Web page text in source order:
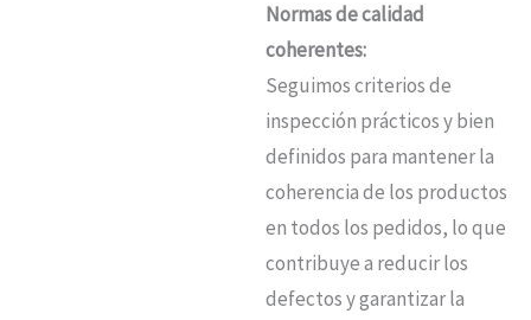
Normas de calidad
coherentes:
Seguimos criterios de
inspección prácticos y bien
definidos para mantener la
coherencia de los productos
en todos los pedidos, lo que
contribuye a reducir los
defectos y garantizar la